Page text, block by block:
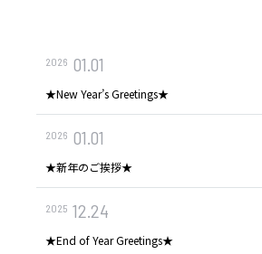
2026 01.01
★New Year’s Greetings★
2026 01.01
★新年のご挨拶★
2025 12.24
★End of Year Greetings★